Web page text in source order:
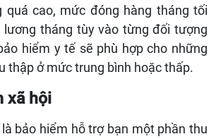
quá cao, mức đóng hàng tháng tối
lương tháng tùy vào từng đối tượng
hiểm y tế sẽ phù hợp cho những
thập ở mức trung bình hoặc thấp.
xã hội
bảo hiểm hỗ trợ bạn một phần thu